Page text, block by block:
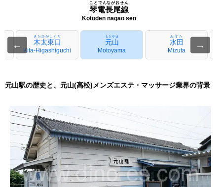
琴電長尾線
ことでんながおせん
Kotoden nagao sen
← 木太東口
きたひがしぐち
Kita-Higashiguchi
元山
もとやま
Motoyama
水田
みずた
Mizuta
→
元山駅の歴史と、元山(高松)メンズエステ・マッサージ業界の背景